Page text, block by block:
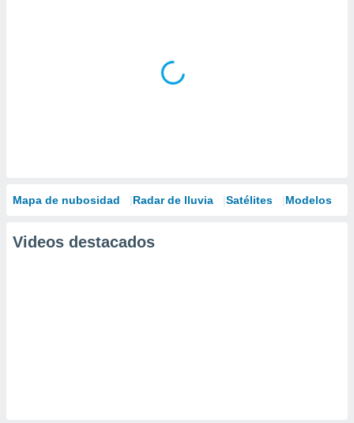
Mapa de nubosidad Radar de lluvia Satélites Modelos
Videos destacados